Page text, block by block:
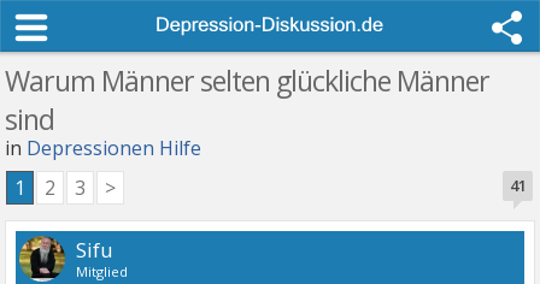
Warum Männer selten glückliche Männer
sind
in Depressionen Hilfe
41
1 2 3 >
Sifu
Mitglied